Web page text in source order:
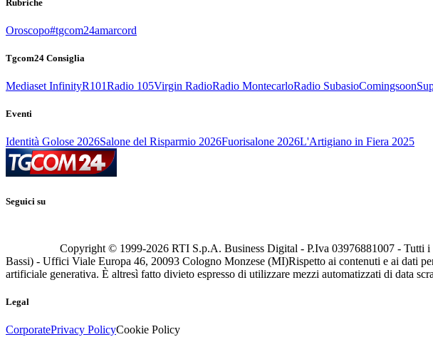
Rubriche
Oroscopo#tgcom24amarcord
Tgcom24 Consiglia
Mediaset InfinityR101Radio 105Virgin RadioRadio MontecarloRadio SubasioComingsoon
Eventi
Identità Golose 2026Salone del Risparmio 2026Fuorisalone 2026L'Artigiano in Fiera 2025
Seguici su
Copyright © 1999-2026 RTI S.p.A. Business Digital - P.Iva 03976881007 - Tutti
Bassi) - Uffici Viale Europa 46, 20093 Cologno Monzese (MI)Rispetto ai contenuti e ai dati
artificiale generativa. È altresì fatto divieto espresso di utilizzare mezzi automatizzati di data
Legal
CorporatePrivacy PolicyCookie Policy